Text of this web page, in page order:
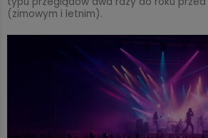
(zimowym i letnim).